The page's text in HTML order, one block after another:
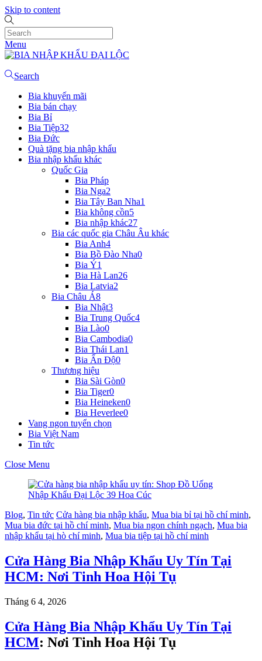
Skip to content
Menu
Search
Bia khuyến mãi
Bia bán chạy
Bia Bỉ
Bia Tiệp32
Bia Đức
Quà tặng bia nhập khẩu
Bia nhập khẩu khác
Quốc Gia
Bia Pháp
Bia Nga2
Bia Tây Ban Nha1
Bia không cồn5
Bia nhập khác27
Bia các quốc gia Châu Âu khác
Bia Anh4
Bia Bồ Đào Nha0
Bia Ý1
Bia Hà Lan26
Bia Latvia2
Bia Châu Á8
Bia Nhật3
Bia Trung Quốc4
Bia Lào0
Bia Cambodia0
Bia Thái Lan1
Bia Ấn Độ0
Thương hiệu
Bia Sài Gòn0
Bia Tiger0
Bia Heineken0
Bia Heverlee0
Vang ngon tuyển chọn
Bia Việt Nam
Tin tức
Close Menu
Blog, Tin tức Cửa hàng bia nhập khẩu, Mua bia bỉ tại hồ chí minh,
Mua bia đức tại hồ chí minh, Mua bia ngon chính ngạch, Mua bia
nhập khẩu tại hò chí minh, Mua bia tiệp tại hồ chí minh
Cửa Hàng Bia Nhập Khẩu Uy Tín Tại
HCM: Nơi Tinh Hoa Hội Tụ
Tháng 6 4, 2026
Cửa Hàng Bia Nhập Khẩu Uy Tín Tại
HCM: Nơi Tinh Hoa Hội Tụ